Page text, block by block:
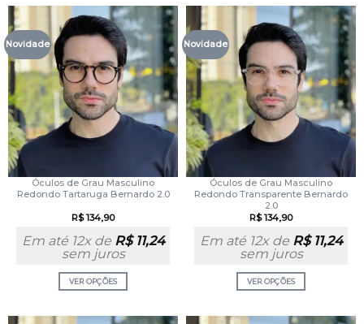
Novidade
Óculos de Grau Masculino
Redondo Tartaruga Bernardo 2.0
R$134,90
Em até 12x de R$11,24
sem juros
VER OPÇÕES
Novidade
Óculos de Grau Masculino
Redondo Transparente Bernardo
2.0
R$134,90
Em até 12x de R$11,24
sem juros
VER OPÇÕES